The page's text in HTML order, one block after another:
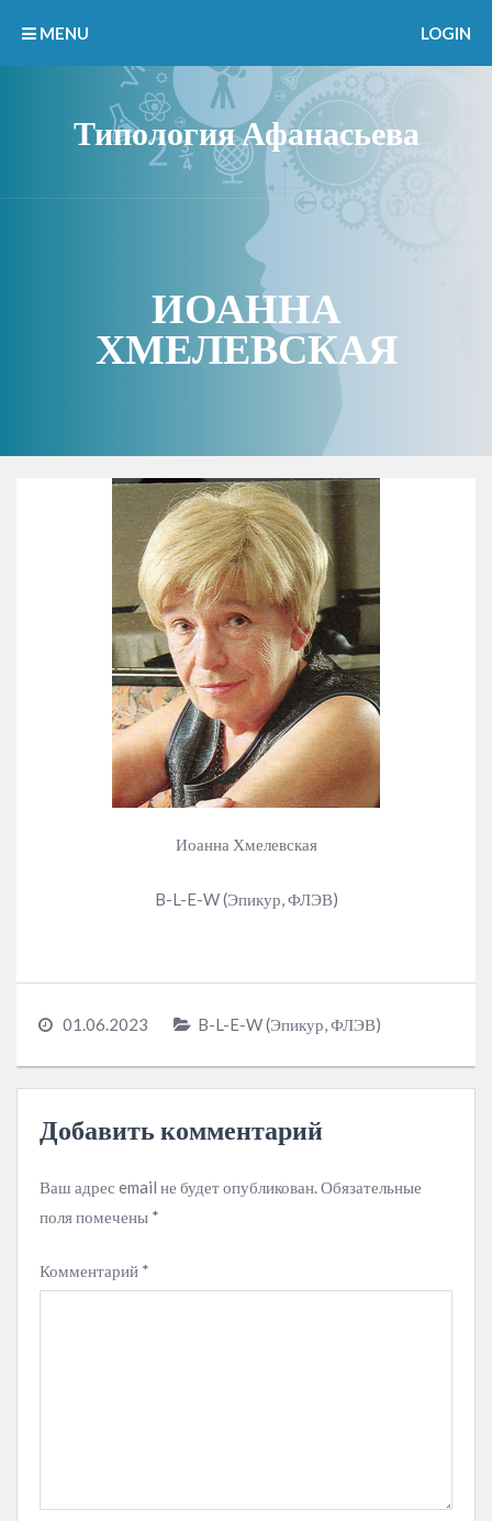
Типология Афанасьева
MENU LOGIN
ИОАННА
ХМЕЛЕВСКАЯ
Иоанна Хмелевская
B-L-E-W (Эпикур, ФЛЭВ)
01.06.2023 B-L-E-W (Эпикур, ФЛЭВ)
Добавить комментарий
Ваш адрес email не будет опубликован. Обязательные
поля помечены *
Комментарий *